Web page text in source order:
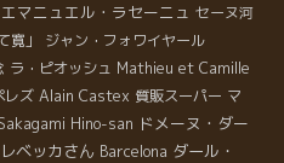
エマニュエル・ラセーニュ セーヌ河
寛」
ジャン・フォワイヤール
ラ・ピオッシュ Mathieu et Camille
レズ Alain Castex 質販スーパー マ
Hino-san ドメーヌ・ダー
ベッカさん Barcelona ダール・